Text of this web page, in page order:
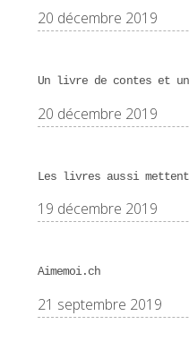
20 décembre 2019
Un livre de contes et
20 décembre 2019
Les livres aussi
19 décembre 2019
Aimemoi.ch
21 septembre 2019